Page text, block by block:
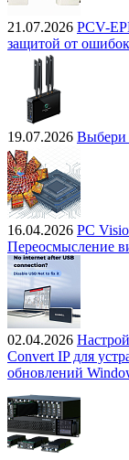
21.07.2026 PCV-
защитой от ошибок
19.07.2026 Выбери
16.04.2026 PC
Переосмысление
02.04.2026
Convert IP для
обновлений